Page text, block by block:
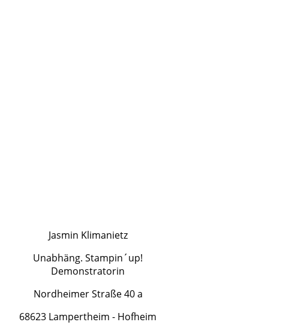
Jasmin Klimanietz
Unabhäng. Stampin´up!
Demonstratorin
Nordheimer Straße 40 a
68623 Lampertheim - Hofheim